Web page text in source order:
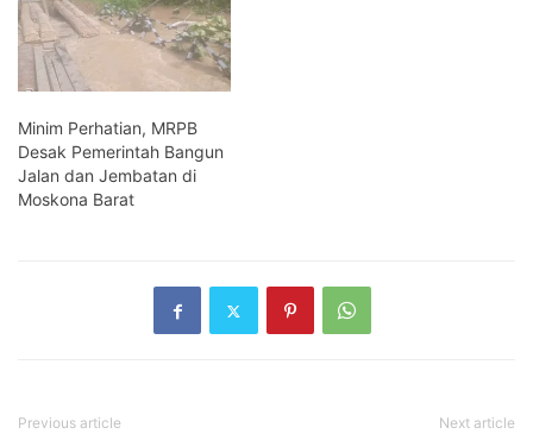
Minim Perhatian, MRPB
Desak Pemerintah Bangun
Jalan dan Jembatan di
Moskona Barat
Previous article Next article